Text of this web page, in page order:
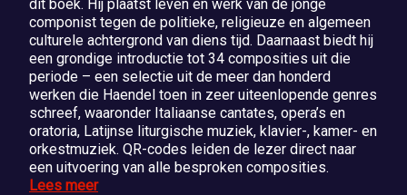
dit boek. Hij plaatst leven en werk van de jonge
componist tegen de politieke, religieuze en algemeen
culturele achtergrond van diens tijd. Daarnaast biedt hij
een grondige introductie tot 34 composities uit die
periode – een selectie uit de meer dan honderd
werken die Haendel toen in zeer uiteenlopende genres
schreef, waaronder Italiaanse cantates, opera’s en
oratoria, Latijnse liturgische muziek, klavier-, kamer- en
orkestmuziek. QR-codes leiden de lezer direct naar
een uitvoering van alle besproken composities.
Lees meer